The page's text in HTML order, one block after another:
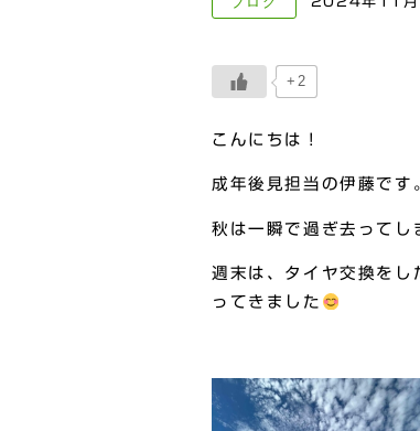
+2
こんにちは！
成年後見担当の伊藤です
秋は一瞬で過ぎ去ってし
週末は、タイヤ交換をし
ってきました